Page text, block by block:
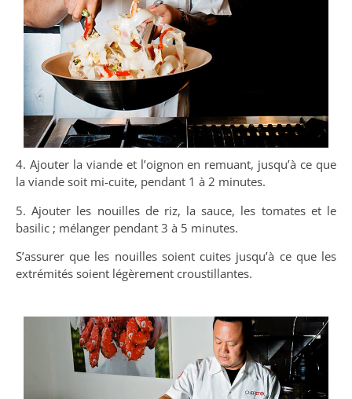
4. Ajouter la viande et l’oignon en remuant, jusqu’à ce que
la viande soit mi-cuite, pendant 1 à 2 minutes.
5. Ajouter les nouilles de riz, la sauce, les tomates et le
basilic ; mélanger pendant 3 à 5 minutes.
S’assurer que les nouilles soient cuites jusqu’à ce que les
extrémités soient légèrement croustillantes.